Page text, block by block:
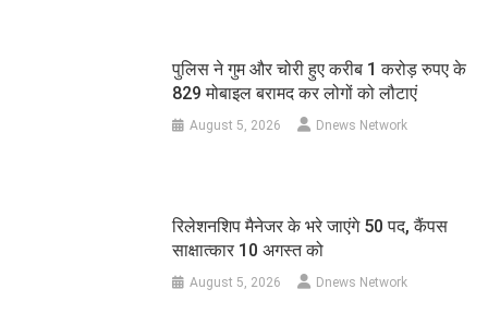
पुलिस ने गुम और चोरी हुए करीब 1 करोड़ रुपए के
829 मोबाइल बरामद कर लोगों को लौटाएं
August 5, 2026 Dnews Network
रिलेशनशिप मैनेजर के भरे जाएंगे 50 पद, कैंपस
साक्षात्कार 10 अगस्त को
August 5, 2026 Dnews Network